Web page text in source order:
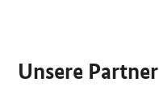
Unsere Partner